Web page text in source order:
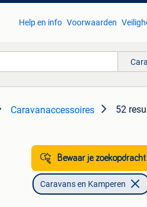
Help en info Voorwaarden
Caravanaccessoires 52
Bewaar je zoekopdracht
Caravans en Kamperen